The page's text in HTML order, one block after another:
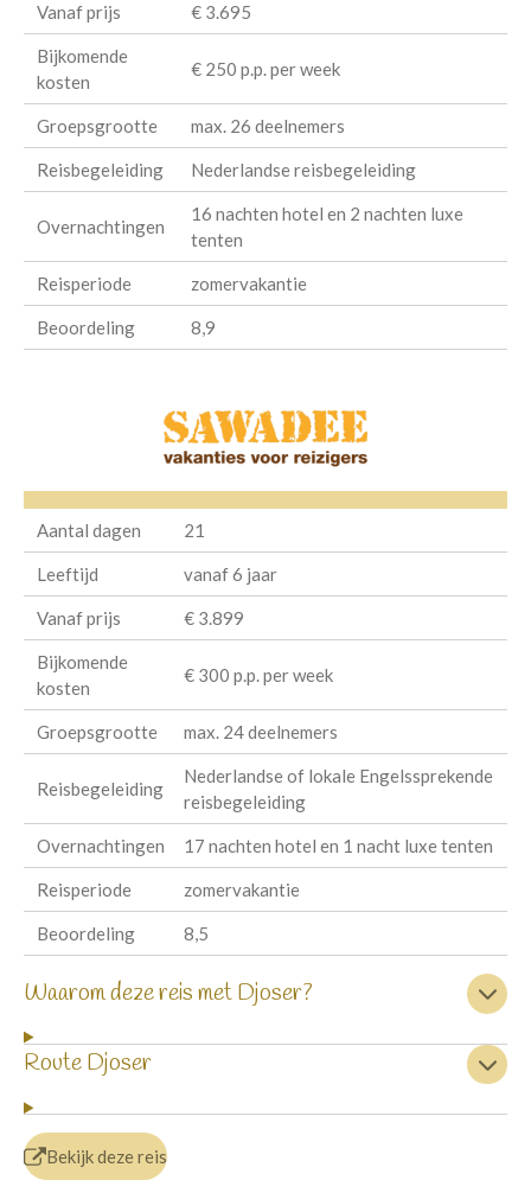
Vanaf prijs € 3.695
Bijkomende
kosten
€ 250 p.p. per week
Groepsgrootte max. 26 deelnemers
Reisbegeleiding Nederlandse reisbegeleiding
Overnachtingen
16 nachten hotel en 2 nachten luxe
tenten
Reisperiode zomervakantie
Beoordeling 8,9
Aantal dagen 21
Leeftijd vanaf 6 jaar
Vanaf prijs € 3.899
Bijkomende
kosten
€ 300 p.p. per week
Groepsgrootte max. 24 deelnemers
Reisbegeleiding
Nederlandse of lokale Engelssprekende
reisbegeleiding
Overnachtingen 17 nachten hotel en 1 nacht luxe tenten
Reisperiode zomervakantie
Beoordeling 8,5
Waarom deze reis met Djoser?
Route Djoser
Bekijk deze reis